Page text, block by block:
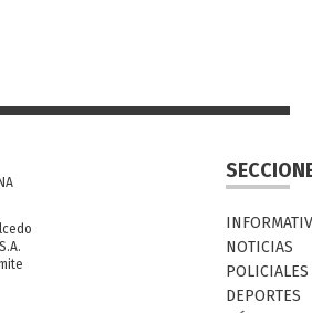
NOTICIAS
POLICIALES
DEPORTES